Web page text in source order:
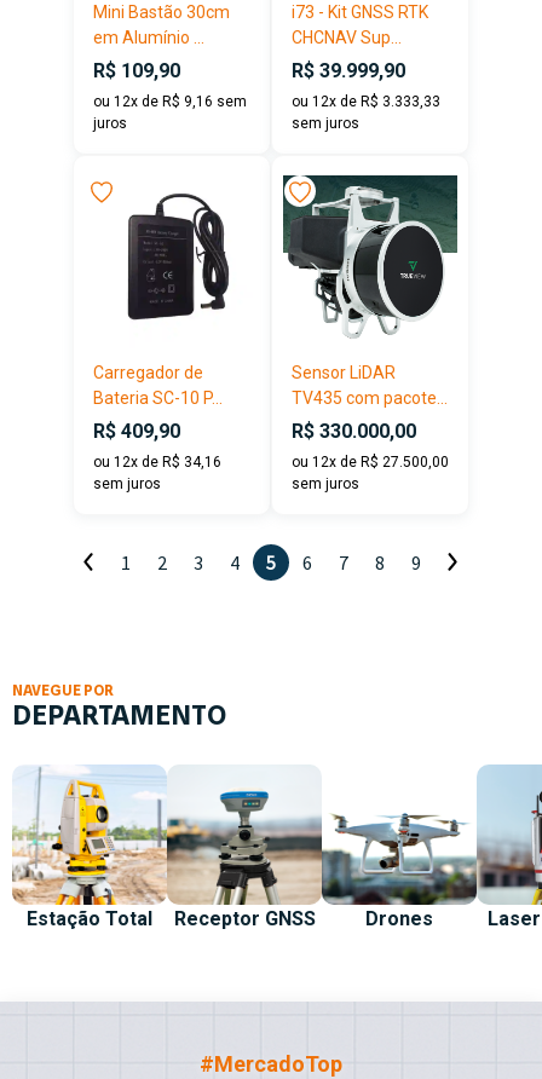
Mini Bastão 30cm
em Alumínio ...
R$ 109,90
ou 12x de R$ 9,16 sem
juros
i73 - Kit GNSS RTK
CHCNAV Sup...
R$ 39.999,90
ou 12x de R$ 3.333,33
sem juros
Carregador de
Bateria SC-10 P...
R$ 409,90
ou 12x de R$ 34,16
sem juros
Sensor LiDAR
TV435 com pacote...
R$ 330.000,00
ou 12x de R$ 27.500,00
sem juros
1 2 3 4 5 6 7 8 9
NAVEGUE POR
DEPARTAMENTO
Estação Total Receptor GNSS Drones
#MercadoTop